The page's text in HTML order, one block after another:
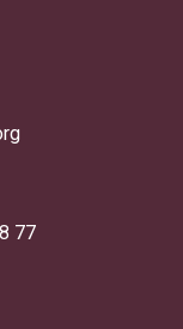
77